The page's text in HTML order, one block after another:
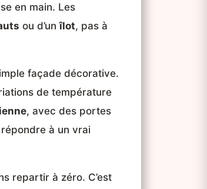
en main. Les
ou d’unîlot, pas à
façade décorative.
de température
, avec des portes
à un vrai
repartir à zéro. C’est